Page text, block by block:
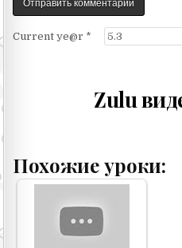
Current ye@r *
Zulu
Похожие уроки: